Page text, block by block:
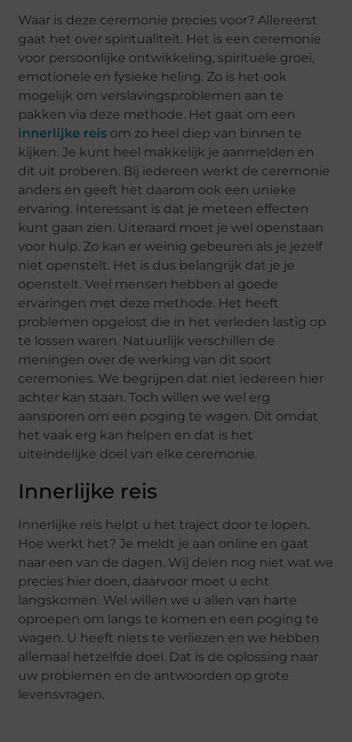
Waar is deze ceremonie precies voor? Allereerst
gaat het over spiritualiteit. Het is een ceremonie
voor persoonlijke ontwikkeling, spirituele groei,
emotionele en fysieke heling. Zo is het ook
mogelijk om verslavingsproblemen aan te
pakken via deze methode. Het gaat om een
innerlijke reis om zo heel diep van binnen te
kijken. Je kunt heel makkelijk je aanmelden en
dit uit proberen. Bij iedereen werkt de ceremonie
anders en geeft het daarom ook een unieke
ervaring. Interessant is dat je meteen effecten
kunt gaan zien. Uiteraard moet je wel openstaan
voor hulp. Zo kan er weinig gebeuren als je jezelf
niet openstelt. Het is dus belangrijk dat je je
openstelt. Veel mensen hebben al goede
ervaringen met deze methode. Het heeft
problemen opgelost die in het verleden lastig op
te lossen waren. Natuurlijk verschillen de
meningen over de werking van dit soort
ceremonies. We begrijpen dat niet iedereen hier
achter kan staan. Toch willen we wel erg
aansporen om een poging te wagen. Dit omdat
het vaak erg kan helpen en dat is het
uiteindelijke doel van elke ceremonie.
Innerlijke reis
Innerlijke reis helpt u het traject door te lopen.
Hoe werkt het? Je meldt je aan online en gaat
naar een van de dagen. Wij delen nog niet wat we
precies hier doen, daarvoor moet u echt
langskomen. Wel willen we u allen van harte
oproepen om langs te komen en een poging te
wagen. U heeft niets te verliezen en we hebben
allemaal hetzelfde doel. Dat is de oplossing naar
uw problemen en de antwoorden op grote
levensvragen.